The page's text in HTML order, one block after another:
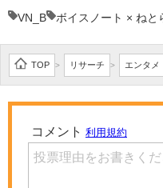
VN_B ボイスノート × ねと
TOP > リサーチ > エンタメ